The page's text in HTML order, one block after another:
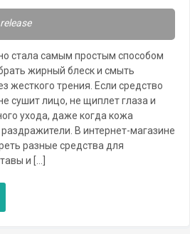
стала самым простым способом
жирный блеск и смыть
жесткого трения. Если средство
сушит лицо, не щиплет глаза и
ухода, даже когда кожа
В интернет-магазине
разные средства для
и […]